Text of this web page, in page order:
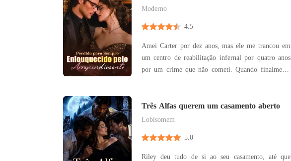
Arrependimento
Moderno
4.5
Amei Carter por dez anos, mas ele me trancou em
um centro de reabilitação infernal por quatro anos
por um crime que não cometi. Quando finalmente
assinar o divórcio e dar o meu lugar a Elois, a
verdade
Três Alfas querem um casamento aberto
Lobisomem
5.0
Riley deu tudo de si ao seu casamento, até que